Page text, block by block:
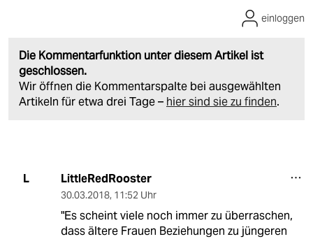
Die Kommentarfunktion unter diesem Artikel ist
geschlossen.
Wir öffnen die Kommentarspalte bei ausgewählten
Artikeln für etwa drei Tage – hier sind sie zu finden.
einloggen
L LittleRedRooster
30.03.2018, 11:52 Uhr
"Es scheint viele noch immer zu überraschen,
dass ältere Frauen Beziehungen zu jüngeren